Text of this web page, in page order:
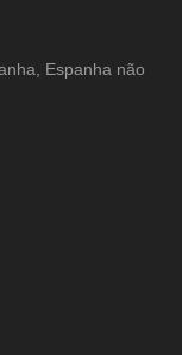
Espanha não